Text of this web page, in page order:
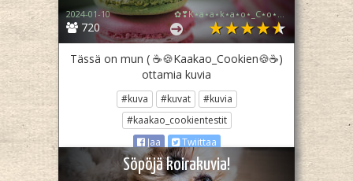
720
2024-01-10 ✿❣K⋆a⋆a⋆k⋆a⋆o⋆_C⋆o⋆o⋆k⋆i⋆e⋆❣✿
Tässä on mun ( ☕🍪Kaakao_Cookien🍪☕)
ottamia kuvia
#kuva #kuvat
#kuvia
#kaakao_cookientestit
Jaa
Twiittaa
Söpöjä koirakuvia!